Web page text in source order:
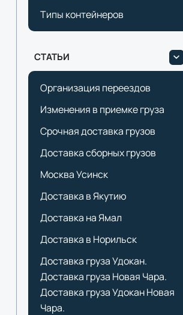
Типы контейнеров
СТАТЬИ
Организация переездов
Изменения в приемке груза
Срочная доставка грузов
Доставка сборных грузов
Москва Усинск
Доставка в Якутию
Доставка на Ямал
Доставка в Норильск
Доставка груза Удокан.
Доставка груза Новая Чара.
Доставка груза Удокан Новая
Чара.